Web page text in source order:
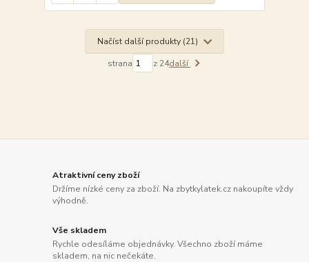
Načíst další produkty (21)
strana z 24další
Atraktivní ceny zboží
Držíme nízké ceny za zboží. Na zbytkylatek.cz nakoupíte vždy
výhodně.
Vše skladem
Rychle odesíláme objednávky. Všechno zboží máme
skladem, na nic nečekáte.